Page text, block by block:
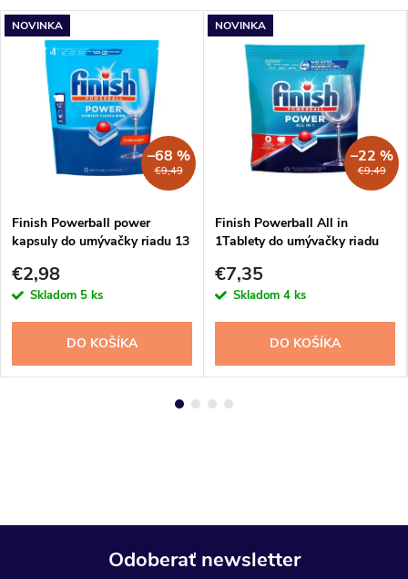
NOVINKA
€9,49
–68 %
Finish Powerball power
kapsuly do umývačky riadu 13
€2,98
Skladom 5 ks
DO KOŠÍKA
NOVINKA
€9,49
–22 %
Finish Powerball All in
1Tablety do umývačky riadu
€7,35
Skladom 4 ks
DO KOŠÍKA
Odoberať newsletter